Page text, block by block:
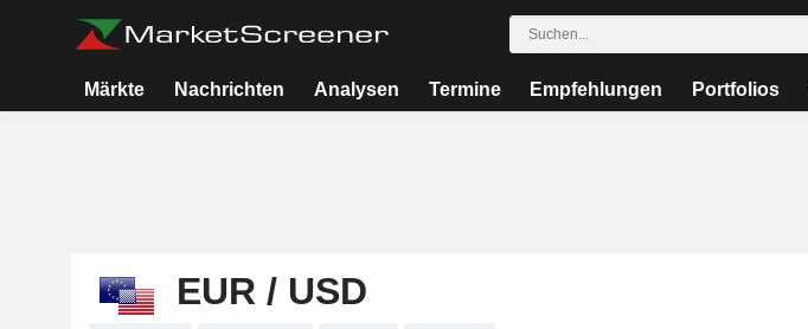
Märkte Nachrichten Analysen Termine Empfehlungen Portfolios
EUR / USD